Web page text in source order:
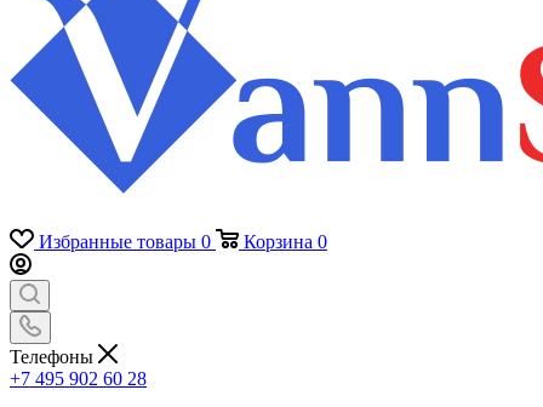
Избранные товары 0 Корзина 0
Телефоны
+7 495 902 60 28